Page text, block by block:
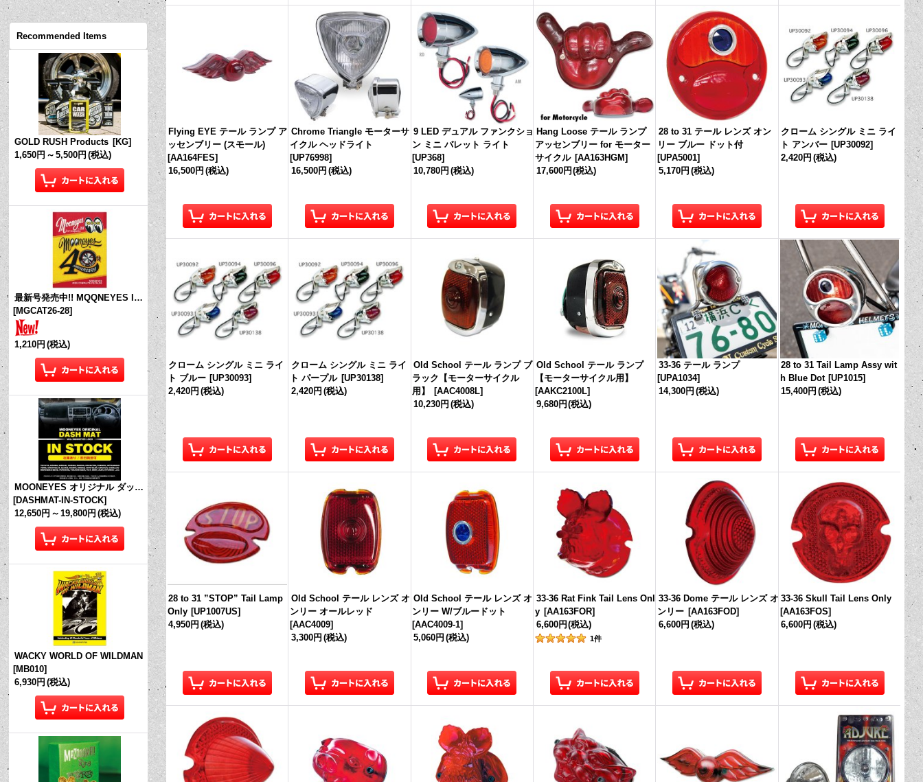
Recommended Items
GOLD RUSH Products [KG]
1,650円 ～ 5,500円 (税込)
最新号発売中!! MQQNEYES International Magazine No.28 2026
[MGCAT26-28]
1,210円 (税込)
MOONEYES オリジナル ダッシュマット (in Stock!)
[DASHMAT-IN-STOCK]
12,650円 ～ 19,800円 (税込)
WACKY WORLD OF WILDMAN
[MB010]
6,930円 (税込)
Flying EYE テール ランプ ア
ッセンブリー (スモール)
[AA164FES]
16,500円 (税込)
Chrome Triangle モーターサ
イクル ヘッドライト
[UP76998]
16,500円 (税込)
9 LED デュアル ファンクショ
ン ミニ バレット ライト
[UP368]
10,780円 (税込)
Hang Loose テール ランプ
アッセンブリー for モーター
サイクル [AA163HGM]
17,600円 (税込)
28 to 31 テール レンズ オン
リー ブルー ドット付
[UPA5001]
5,170円 (税込)
クローム シングル ミニ ライ
ト アンバー [UP30092]
2,420円 (税込)
クローム シングル ミニ ライ
ト ブルー [UP30093]
2,420円 (税込)
クローム シングル ミニ ライ
ト パープル [UP30138]
2,420円 (税込)
Old School テール ランプ ブ
ラック【モーターサイクル
用】
[AAC4008L]
10,230円 (税込)
Old School テール ランプ
【モーターサイクル用】
[AAKC2100L]
9,680円 (税込)
33-36 テール ランプ
[UPA1034]
14,300円 (税込)
28 to 31 Tail Lamp Assy wit
h Blue Dot [UP1015]
15,400円 (税込)
28 to 31 ”STOP” Tail Lamp
Only [UP1007US]
4,950円 (税込)
Old School テール レンズ オ
ンリー オールレッド
[AAC4009]
3,300円 (税込)
Old School テール レンズ オ
ンリー W/ブルードット
[AAC4009-1]
5,060円 (税込)
33-36 Rat Fink Tail Lens Onl
y [AA163FOR]
6,600円 (税込)
1件
33-36 Dome テール レンズ オ
ンリー [AA163FOD]
6,600円 (税込)
33-36 Skull Tail Lens Only
[AA163FOS]
6,600円 (税込)